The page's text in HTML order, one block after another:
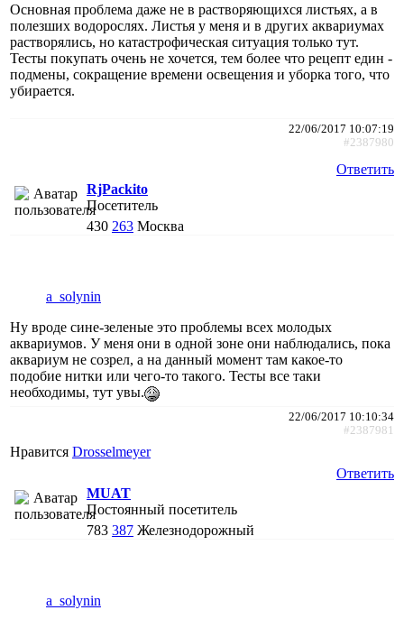
Основная проблема даже не в растворяющихся листьях, а в
полезших водорослях. Листья у меня и в других аквариумах
растворялись, но катастрофическая ситуация только тут.
Тесты покупать очень не хочется, тем более что рецепт един -
подмены, сокращение времени освещения и уборка того, что
убирается.
22/06/2017 10:07:19
#2387980
Ответить
RjPackito
Посетитель
430 263 Москва
a_solynin
Ну вроде сине-зеленые это проблемы всех молодых
аквариумов. У меня они в одной зоне они наблюдались, пока
аквариум не созрел, а на данный момент там какое-то
подобие нитки или чего-то такого. Тесты все таки
необходимы, тут увы.
22/06/2017 10:10:34
#2387981
Нравится Drosselmeyer
Ответить
MUAT
Постоянный посетитель
783 387 Железнодорожный
a_solynin